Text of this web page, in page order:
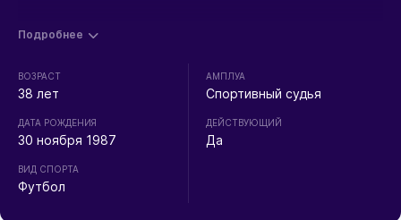
Подробнее
ВОЗРАСТ
38 лет
ДАТА РОЖДЕНИЯ
30 ноября 1987
ВИД СПОРТА
Футбол
АМПЛУА
Спортивный судья
ДЕЙСТВУЮЩИЙ
Да